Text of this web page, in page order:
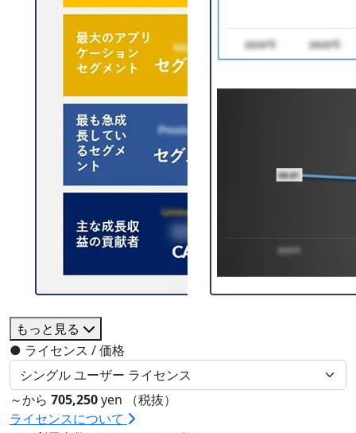
もっと見る
● ライセンス / 価格
～から 705,250yen （税抜）
ライセンスについて